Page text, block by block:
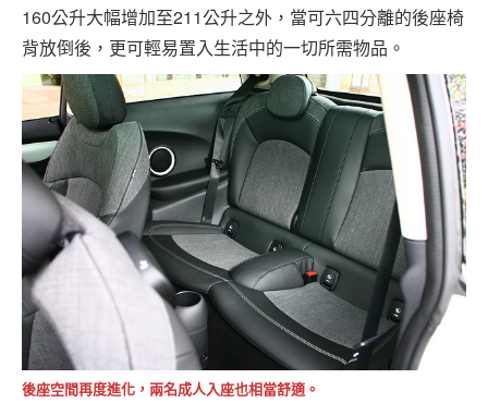
160公升大幅增加至211公升之外，當可六四分離的後座椅
背放倒後，更可輕易置入生活中的一切所需物品。
後座空間再度進化，兩名成人入座也相當舒適。